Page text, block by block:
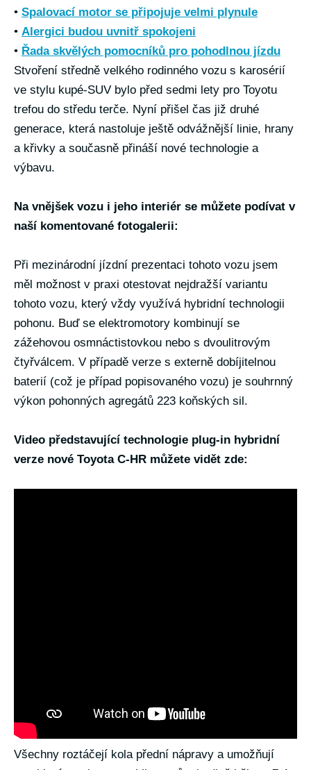
• Spalovací motor se připojuje velmi plynule
• Alergici budou uvnitř spokojeni
• Řada skvělých pomocníků pro pohodlnou jízdu
Stvoření středně velkého rodinného vozu s karosérií
ve stylu kupé-SUV bylo před sedmi lety pro Toyotu
trefou do středu terče. Nyní přišel čas již druhé
generace, která nastoluje ještě odvážnější linie, hrany
a křivky a současně přináší nové technologie a
výbavu.
Na vnějšek vozu i jeho interiér se můžete podívat v
naší komentované fotogalerii:
Při mezinárodní jízdní prezentaci tohoto vozu jsem
měl možnost v praxi otestovat nejdražší variantu
tohoto vozu, který vždy využívá hybridní technologii
pohonu. Buď se elektromotory kombinují se
zážehovou osmnáctistovkou nebo s dvoulitrovým
čtyřválcem. V případě verze s externě dobíjitelnou
baterií (což je případ popisovaného vozu) je souhrnný
výkon pohonných agregátů 223 koňských sil.
Video představující technologie plug-in hybridní
verze nové Toyota C-HR můžete vidět zde:
Všechny roztáčejí kola přední nápravy a umožňují